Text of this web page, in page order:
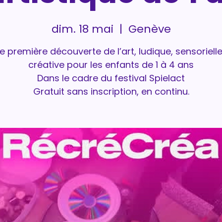
dim. 18 mai
  |
Genève
première découverte de l’art, ludique,
créative pour les enfants de 1 à 4 ans
Dans le cadre du festival Spielact
Gratuit sans inscription, en continu.